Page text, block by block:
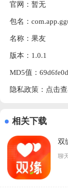
官网：暂无
包名：
名称：果友
版本：1.0.1
MD5值：
隐私政策： 点击
相关下载
双
聊